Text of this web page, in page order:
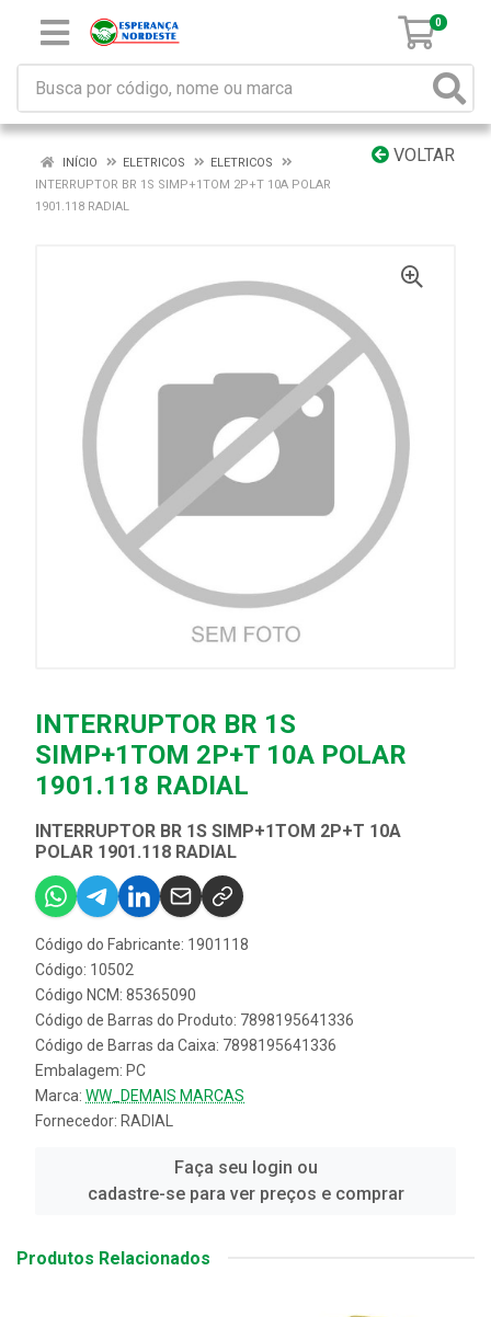
0
VOLTAR
INÍCIO ELETRICOS
ELETRICOS
INTERRUPTOR BR 1S SIMP+1TOM 2P+T 10A POLAR
1901.118 RADIAL
INTERRUPTOR BR 1S
SIMP+1TOM 2P+T 10A POLAR
1901.118 RADIAL
INTERRUPTOR BR 1S SIMP+1TOM 2P+T 10A
POLAR 1901.118 RADIAL
Código do Fabricante: 1901118
Código: 10502
Código NCM: 85365090
Código de Barras do Produto: 7898195641336
Código de Barras da Caixa: 7898195641336
Embalagem: PC
Marca: WW_DEMAIS MARCAS
Fornecedor: RADIAL
Faça seu login ou
cadastre-se para ver preços e comprar
Produtos Relacionados